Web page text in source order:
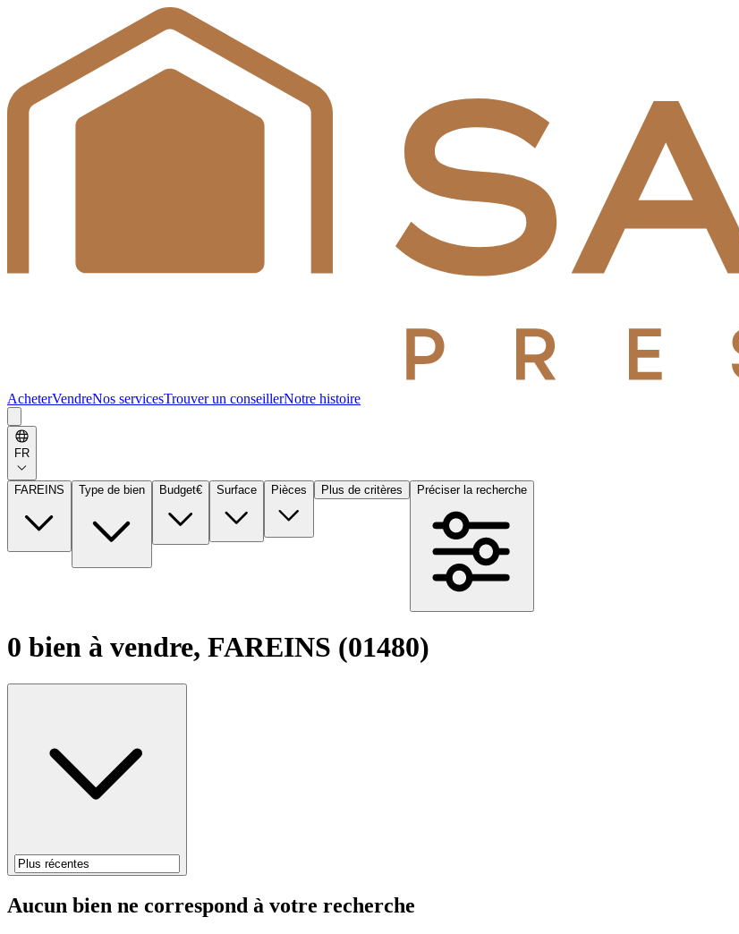
AcheterVendreNos servicesTrouver un conseillerNotre histoire
FR
FAREINS Type de bien Budget€ Surface Pièces Plus de critères Préciser la recherche
0 bien à vendre, FAREINS (01480)
Aucun bien ne correspond à votre recherche